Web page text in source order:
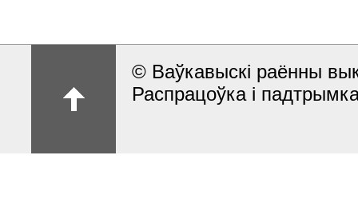
© Ваўкавыскі раённы
Распрацоўка і